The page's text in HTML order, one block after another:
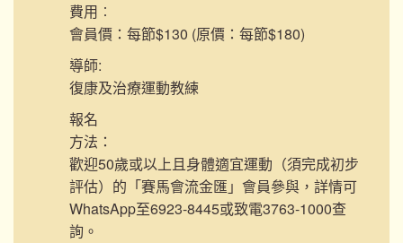
費用︰
會員價：每節$130 (原價：每節$180)
導師:
復康及治療運動教練
報名
方法：
歡迎50歲或以上且身體適宜運動（須完成初步
評估）的「賽馬會流金匯」會員參與，詳情可
WhatsApp至6923-8445或致電3763-1000查
詢。